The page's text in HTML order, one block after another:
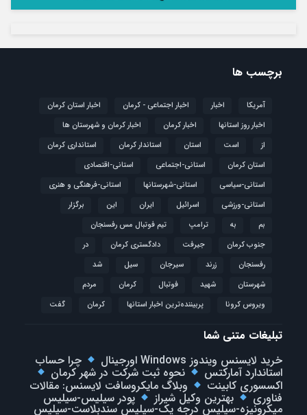
برچسب ها
آمریکا اخبار اخبار اجتماعی - کرمان
اخبار استان کرمان
اخبار روز استانها
اخبار کرمان
اخبار کرمان و شهرستان ها
از
است استان استاندار کرمان
استانداری کرمان
استان کرمان
استانی-اجتماعی
استانی-اقتصادی
استانی-سیاسی
استانی-شهرستانها
استانی-فرهنگی و هنری
استانی-ورزشی
اسرائیل ایران این
برگزار
بم
به ترامپ
تیم فوتبال مس رفسنجان
جنوب کرمان
جیرفت دادگستری کرمان
در
رفسنجان
زرند سیرجان سیل
شد
شهرستان
شهید فوتبال كرمان
مردم
ویروس کرونا
پربیننده‌ترین اخبار استانها کرمان گفت
تبلیغات متنی شما
خرید لایسنس ویندوز Windows اورجینال
چرا حساب
استاندارد آمارکتس نحوه ثبت شرکت در شهر کرمان
اکسسوری کابینت وبلاگ مایکروسافت لایسنس: مقالات
فناوری بهترین وکیل شیراز پودر سیلیس-سیلیس
میکرونیزه-سیلیس درجه یک-سیلیس سندبلاست-سیلیس